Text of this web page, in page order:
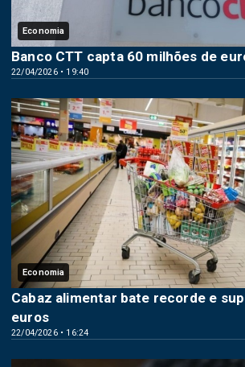
Economia
22/04/2026 • 19:40
Banco CTT capta 60 milhões de
Economia
22/04/2026 • 16:24
Cabaz alimentar bate recorde e
euros